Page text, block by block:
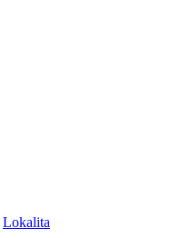
Lokalita